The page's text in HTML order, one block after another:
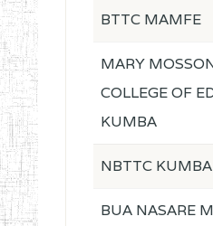
BTTC MAMFE
MARY
COLLEGE OF
KUMBA
NBTTC KUMBA
BUA NASARE